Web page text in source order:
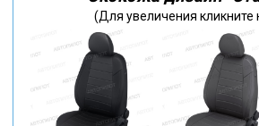
(Для увеличения кликните